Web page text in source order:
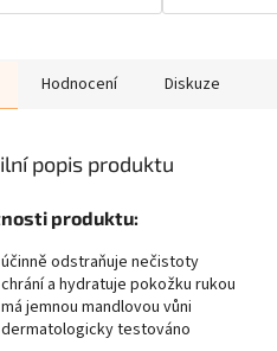
hebkost a
neobsahují
Hodnocení Diskuze
popis produktu
produktu:
účinně odstraňuje nečistoty
chrání a hydratuje pokožku rukou
má jemnou mandlovou vůni
dermatologicky testováno